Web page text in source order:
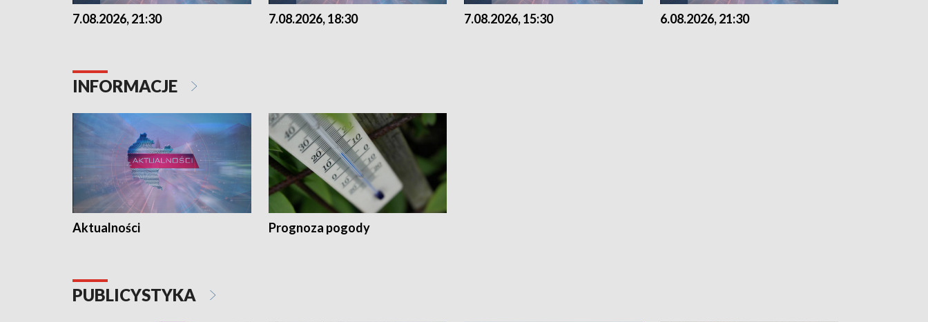
7.08.2026, 21:30 7.08.2026, 18:30 7.08.2026, 15:30 6.08.2026, 21:30
INFORMACJE
Aktualności Prognoza pogody
PUBLICYSTYKA